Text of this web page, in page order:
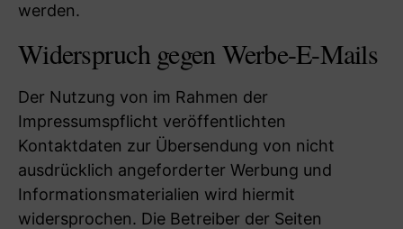
werden.
Widerspruch gegen Werbe-E-Mails
Der Nutzung von im Rahmen der
Impressumspflicht veröffentlichten
Kontaktdaten zur Übersendung von nicht
ausdrücklich angeforderter Werbung und
Informationsmaterialien wird hiermit
widersprochen. Die Betreiber der Seiten